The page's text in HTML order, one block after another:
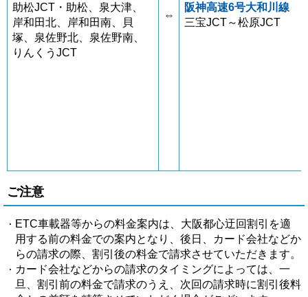
助松JCT・助松、泉大津、
岸和田北、岸和田南、貝
塚、泉佐野北、泉佐野南、
りんくうJCT
⇔
阪神高速6号大和川線
三宝JCT～松原JCT
ご注意
ETC車載器等からの料金案内は、大阪都心迂回割引を適
用する前の料金での案内となり、後日、カード会社などか
らの請求の際、割引後の料金で請求させていただきます。
カード会社などからの請求のタイミングによっては、一
旦、割引前の料金で請求のうえ、次回の請求時に割引後料